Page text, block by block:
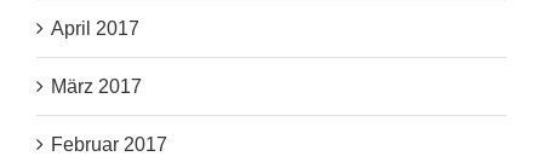
April 2017
März 2017
Februar 2017